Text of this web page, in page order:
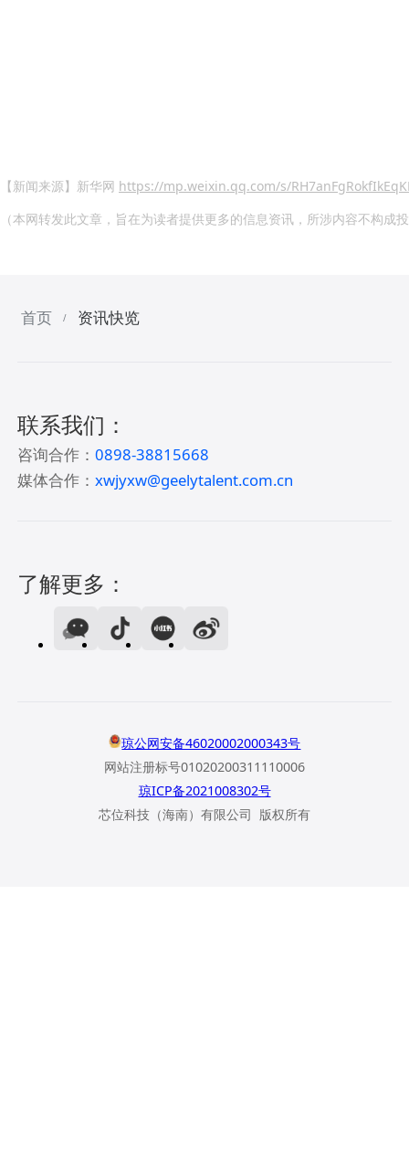
【新闻来源】新华网 https://mp.weixin.qq.com/s/
（本网转发此文章，旨在为读者提供更多的信息资讯，所涉内容不构
首页 / 资讯快览
联系我们：
咨询合作：0898-38815668
媒体合作：xwjyxw@geelytalent.com.cn
了解更多：
琼公网安备46020002000343号
网站注册标号01020200311110006
琼ICP备2021008302号
芯位科技（海南）有限公司 版权所有